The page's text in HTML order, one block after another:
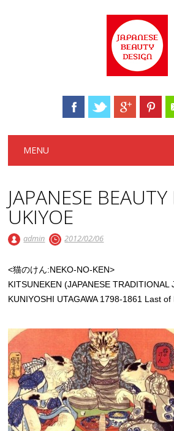
Main menu
MENU
JAPANESE
UKIYOE
admin 2012/02/06
<猫のけん:NEKO-NO-KEN>
KITSUNEKEN (JAPANESE TRADITIONAL
KUNIYOSHI UTAGAWA 1798-1861 Last of